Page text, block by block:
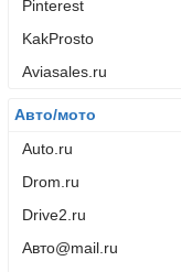
Pinterest
KakProsto
Aviasales.ru
Авто/мото
Auto.ru
Drom.ru
Drive2.ru
Авто@mail.ru